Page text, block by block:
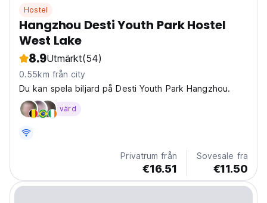
Hostel
Hangzhou Desti Youth Park Hostel
West Lake
8.9Utmärkt(54)
0.55km från city
Du kan spela biljard på Desti Youth Park Hangzhou.
värd
Privatrum från
€16.51
Sovesale fra
€11.50